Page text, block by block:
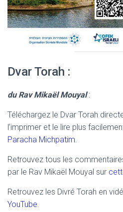
Dvar Torah :
du Rav Mikaël Mouyal:
Téléchargez le Dvar Torah
l’imprimer et le lire plus
Paracha Michpatim.
Retrouvez tous les
par le Rav Mikaël Mouyal sur
Retrouvez les Divré Torah en
YouTube.